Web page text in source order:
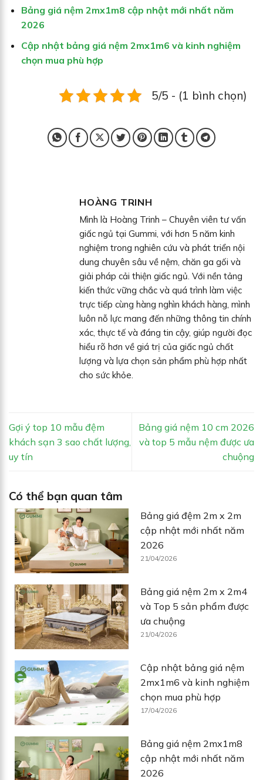
Bảng giá nệm 2mx1m8 cập nhật mới nhất năm
2026
Cập nhật bảng giá nệm 2mx1m6 và kinh nghiệm
chọn mua phù hợp
5/5 - (1 bình chọn)
HOÀNG TRINH
Mình là Hoàng Trinh – Chuyên viên tư vấn
giấc ngủ tại Gummi, với hơn 5 năm kinh
nghiệm trong nghiên cứu và phát triển nội
dung chuyên sâu về nệm, chăn ga gối và
giải pháp cải thiện giấc ngủ. Với nền tảng
kiến thức vững chắc và quá trình làm việc
trực tiếp cùng hàng nghìn khách hàng, mình
luôn nỗ lực mang đến những thông tin chính
xác, thực tế và đáng tin cậy, giúp người đọc
hiểu rõ hơn về giá trị của giấc ngủ chất
lượng và lựa chọn sản phẩm phù hợp nhất
cho sức khỏe.
Gợi ý top 10 mẫu đệm
khách sạn 3 sao chất lượng,
uy tín
Bảng giá nệm 10 cm 2026
và top 5 mẫu nệm được ưa
chuộng
Có thể bạn quan tâm
Bảng giá đệm 2m x 2m
cập nhật mới nhất năm
2026
21/04/2026
Bảng giá nệm 2m x 2m4
và Top 5 sản phẩm được
ưa chuộng
21/04/2026
Cập nhật bảng giá nệm
2mx1m6 và kinh nghiệm
chọn mua phù hợp
17/04/2026
Bảng giá nệm 2mx1m8
cập nhật mới nhất năm
2026